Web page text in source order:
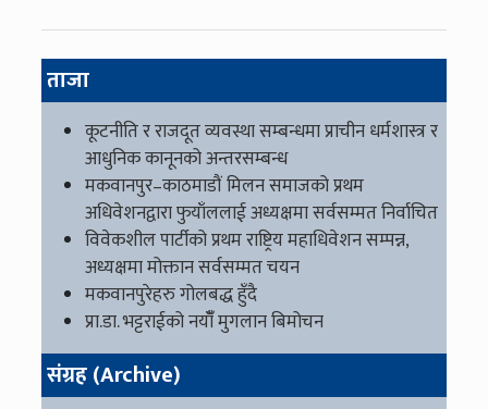
ताजा
कूटनीति र राजदूत व्यवस्था सम्बन्धमा प्राचीन धर्मशास्त्र र
आधुनिक कानूनको अन्तरसम्बन्ध
मकवानपुर–काठमाडौं मिलन समाजको प्रथम
अधिवेशनद्वारा फुयाँललाई अध्यक्षमा सर्वसम्मत निर्वाचित
विवेकशील पार्टीको प्रथम राष्ट्रिय महाधिवेशन सम्पन्न,
अध्यक्षमा मोक्तान सर्वसम्मत चयन
मकवानपुरेहरु गोलबद्ध हुँदै
प्रा.डा. भट्टराईको नयाँँ मुगलान बिमोचन
संग्रह (Archive)